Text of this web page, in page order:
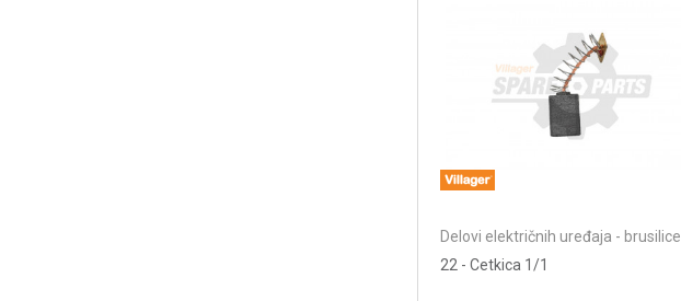
Delovi električnih uređaja - brusilice
22 - Cetkica 1/1